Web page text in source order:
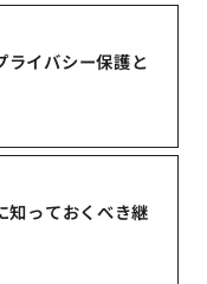
イバシー保護と
知っておくべき継